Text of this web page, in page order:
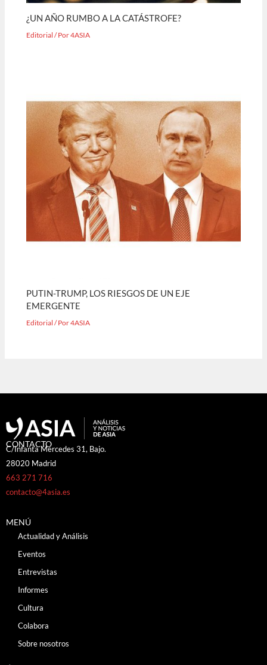
¿UN AÑO RUMBO A LA CATÁSTROFE?
Editorial / Por4ASIA
PUTIN-TRUMP, LOS RIESGOS DE UN EJE
EMERGENTE
Editorial / Por4ASIA
CONTACTO
C/Infanta Mercedes 31, Bajo.
28020 Madrid
663 271 716
contacto@4asia.es
MENÚ
Actualidad y Análisis
Eventos
Entrevistas
Informes
Cultura
Colabora
Sobre nosotros